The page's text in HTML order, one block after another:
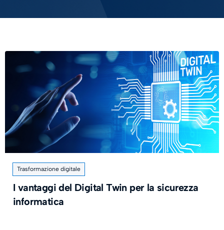
Trasformazione digitale
I vantaggi del Digital Twin per la sicurezza
informatica